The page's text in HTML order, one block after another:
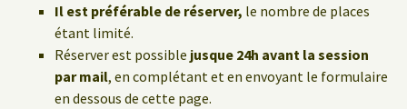
Il est préférable de réserver, le nombre de places
étant limité.
Réserver est possible jusque 24h avant la session
par mail, en complétant et en envoyant le formulaire
en dessous de cette page.